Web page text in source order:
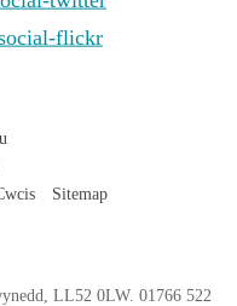
Sitemap
LL52 0LW. 01766 522